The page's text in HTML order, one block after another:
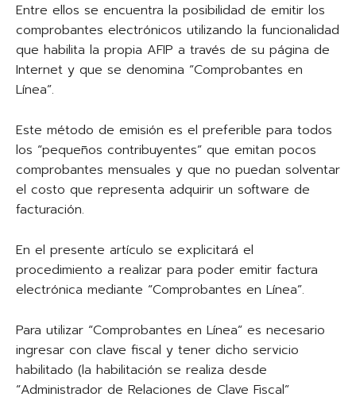
Entre ellos se encuentra la posibilidad de emitir los
comprobantes electrónicos utilizando la funcionalidad
que habilita la propia AFIP a través de su página de
Internet y que se denomina “Comprobantes en
Línea”.
Este método de emisión es el preferible para todos
los “pequeños contribuyentes” que emitan pocos
comprobantes mensuales y que no puedan solventar
el costo que representa adquirir un software de
facturación.
En el presente artículo se explicitará el
procedimiento a realizar para poder emitir factura
electrónica mediante “Comprobantes en Línea”.
Para utilizar “Comprobantes en Línea” es necesario
ingresar con clave fiscal y tener dicho servicio
habilitado (la habilitación se realiza desde
“Administrador de Relaciones de Clave Fiscal”